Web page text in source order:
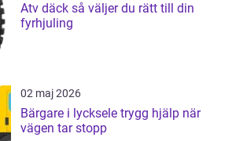
Atv däck så väljer du rätt till din
fyrhjuling
02 maj 2026
Bärgare i lycksele trygg hjälp när
vägen tar stopp